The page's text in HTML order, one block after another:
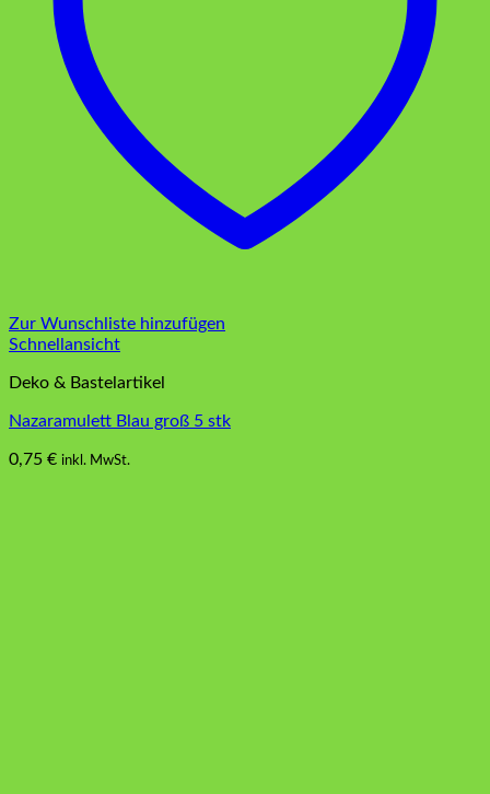
Zur Wunschliste hinzufügen
Schnellansicht
Deko & Bastelartikel
Nazaramulett Blau groß 5 stk
0,75 € inkl. MwSt.